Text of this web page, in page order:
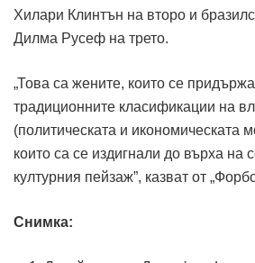
Хилари Клинтън на второ и
Дилма Русеф на трето.
„Това са жените, които се
традиционните класификации на
(политическата и икономическата
които са се издигнали до върха на
културния пейзаж”, казват от
Снимка: